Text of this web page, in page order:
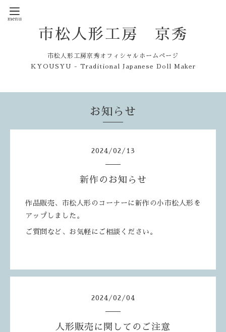
市松人形工房 京秀
市松人形工房京秀オフィシャルホームページ
KYOUSYU - Traditional Japanese Doll Maker
お知らせ
2024 /02 / 13
新作のお知らせ
作品販売、市松人形のコーナーに新作の小市松人形を
アップしました。
ご質問など、お気軽にご相談ください。
2024 /02 /04
人形販売に関してのご注意